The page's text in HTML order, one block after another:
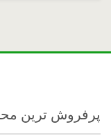
پرفروش ترین